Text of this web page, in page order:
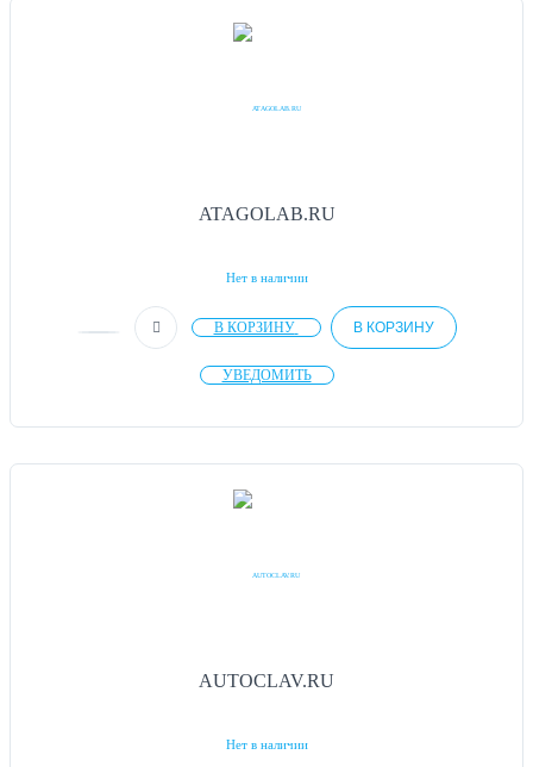
ATAGOLAB.RU
Нет в наличии
В КОРЗИНУ В КОРЗИНУ
УВЕДОМИТЬ
AUTOCLAV.RU
Нет в наличии